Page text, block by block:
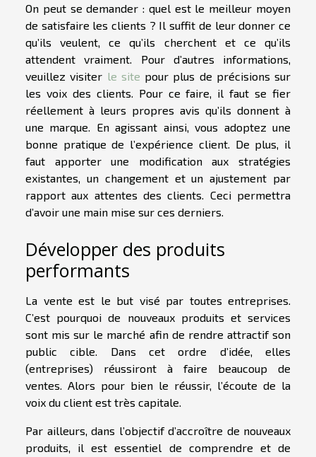
On peut se demander : quel est le meilleur moyen
de satisfaire les clients ? Il suffit de leur donner ce
qu’ils veulent, ce qu’ils cherchent et ce qu’ils
attendent vraiment. Pour d’autres informations,
veuillez visiter le site pour plus de précisions sur
les voix des clients. Pour ce faire, il faut se fier
réellement à leurs propres avis qu’ils donnent à
une marque. En agissant ainsi, vous adoptez une
bonne pratique de l’expérience client. De plus, il
faut apporter une modification aux stratégies
existantes, un changement et un ajustement par
rapport aux attentes des clients. Ceci permettra
d’avoir une main mise sur ces derniers.
Développer des produits
performants
La vente est le but visé par toutes entreprises.
C’est pourquoi de nouveaux produits et services
sont mis sur le marché afin de rendre attractif son
public cible. Dans cet ordre d’idée, elles
(entreprises) réussiront à faire beaucoup de
ventes. Alors pour bien le réussir, l’écoute de la
voix du client est très capitale.
Par ailleurs, dans l’objectif d’accroître de nouveaux
produits, il est essentiel de comprendre et de